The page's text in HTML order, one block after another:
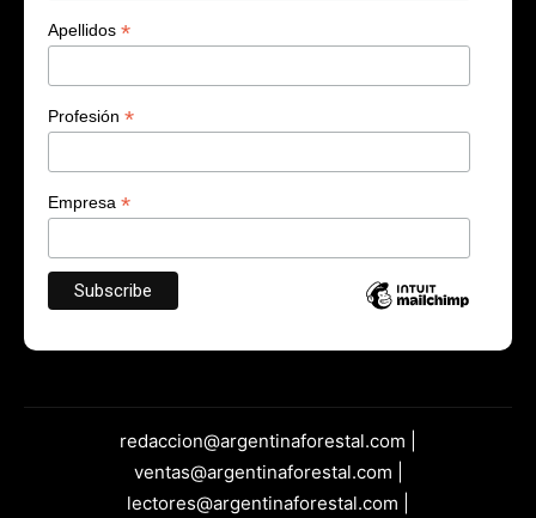
Apellidos *
Profesión *
Empresa *
redaccion@argentinaforestal.com |
ventas@argentinaforestal.com |
lectores@argentinaforestal.com |